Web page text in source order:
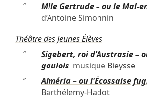
″
Mlle Gertrude – ou le Mal-
d’Antoine Simonnin
Théâtre des Jeunes Élèves
″
Sigebert, roi d'Austrasie –
gaulois musique Bieysse
″
Alméria – ou l'Écossaise
Barthélemy-Hadot